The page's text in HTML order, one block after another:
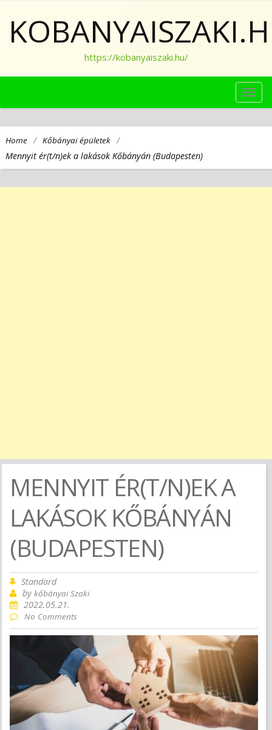
https://kobanyaiszaki.hu/
Home / Kőbányai épületek /
Mennyit ér(t/n)ek a lakások Kőbányán (Budapesten)
MENNYIT ÉR(T/N)EK A
LAKÁSOK KŐBÁNYÁN
(BUDAPESTEN)
Standard
bykőbányai Szaki
2022.05.21.
No Comments